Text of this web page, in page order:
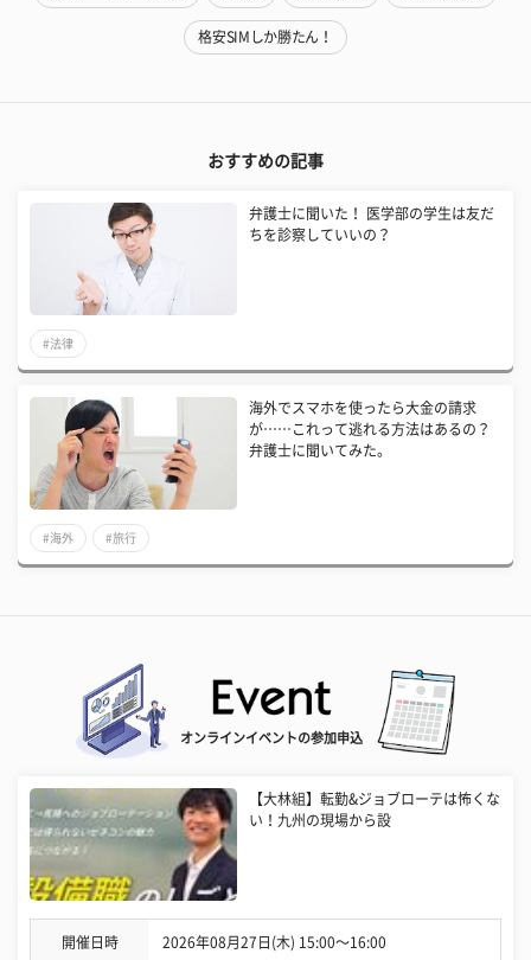
格安SIMしか勝たん！
おすすめの記事
弁護士に聞いた！ 医学部の学生は友だ
ちを診察していいの？
#法律
海外でスマホを使ったら大金の請求
が……これって逃れる方法はあるの？
弁護士に聞いてみた。
#海外 #旅行
オンラインイベントの参加申込
【大林組】転勤&ジョブローテは怖くな
い！九州の現場から設
開催日時 2026年08月27日(木) 15:00〜16:00